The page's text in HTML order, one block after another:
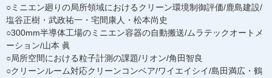
○ミニエン廻りの局所領域におけるクリーン環境制御評価/鹿島建設/
塩谷正樹・武政祐一・宅間康人・松本尚史
○300mm半導体工場のミニエン容器の自動搬送/ムラテックオートメ
ーション/山本 眞
○局所空間における粒子計測の課題/リオン/角田智良
○クリーンルーム対応クリーンコンベア/ワイエイシイ/島田満広・鶴